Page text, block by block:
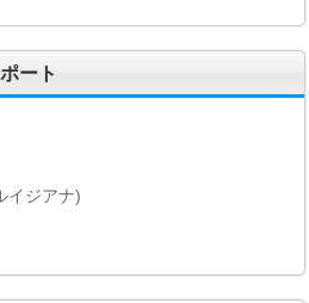
ート
イジアナ)